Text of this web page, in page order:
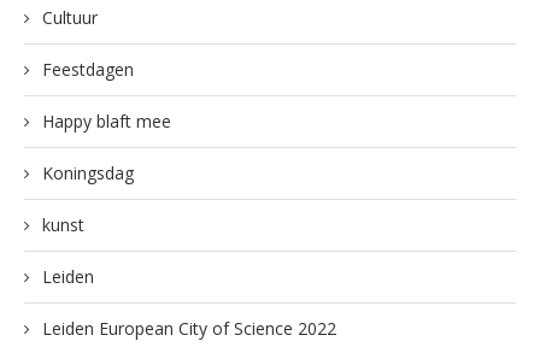
Cultuur
Feestdagen
Happy blaft mee
Koningsdag
kunst
Leiden
Leiden European City of Science 2022